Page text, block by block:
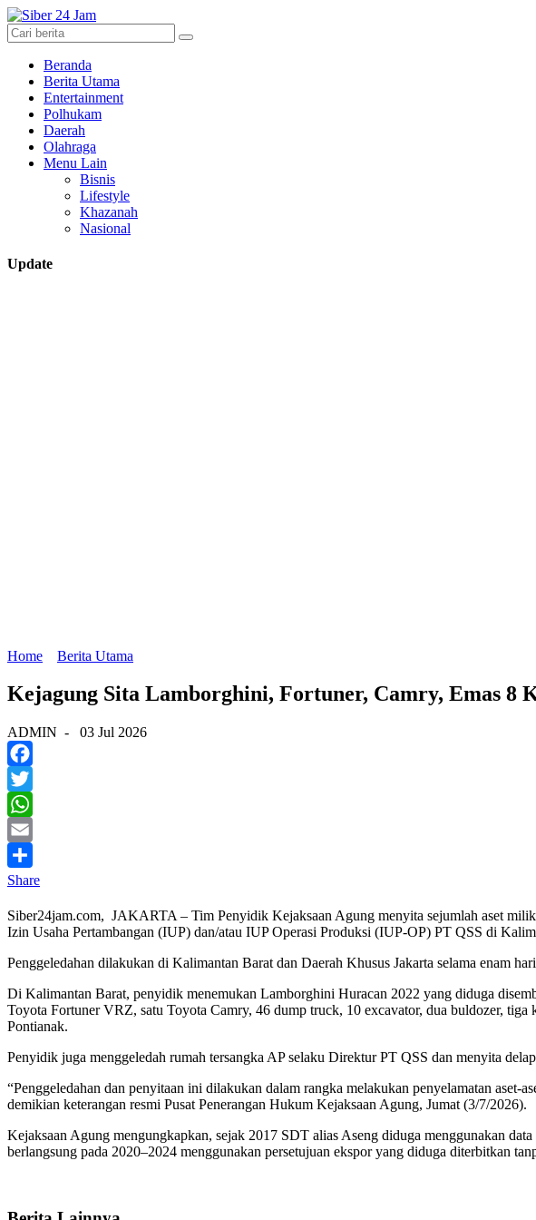
Beranda
Berita Utama
Entertainment
Polhukam
Daerah
Olahraga
Menu Lain
Bisnis
Lifestyle
Khazanah
Nasional
Update
Home
Berita Utama
Kejagung Sita Lamborghini, Fortuner, Camry, Emas 8
ADMIN - 03 Jul 2026
Facebook
Twitter
WhatsApp
Email
Share
Siber24jam.com, JAKARTA – Tim Penyidik Kejaksaan Agung menyita sejumlah aset
Izin Usaha Pertambangan (IUP) dan/atau IUP Operasi Produksi (IUP-OP) PT QSS di
Penggeledahan dilakukan di Kalimantan Barat dan Daerah Khusus Jakarta selama enam
Di Kalimantan Barat, penyidik menemukan Lamborghini Huracan 2022 yang diduga
Toyota Fortuner VRZ, satu Toyota Camry, 46 dump truck, 10 excavator, dua buldozer,
Pontianak.
Penyidik juga menggeledah rumah tersangka AP selaku Direktur PT QSS dan menyita
“Penggeledahan dan penyitaan ini dilakukan dalam rangka melakukan penyelamatan
demikian keterangan resmi Pusat Penerangan Hukum Kejaksaan Agung, Jumat (3/7/2026).
Kejaksaan Agung mengungkapkan, sejak 2017 SDT alias Aseng diduga menggunakan
berlangsung pada 2020–2024 menggunakan persetujuan ekspor yang diduga diterbitkan